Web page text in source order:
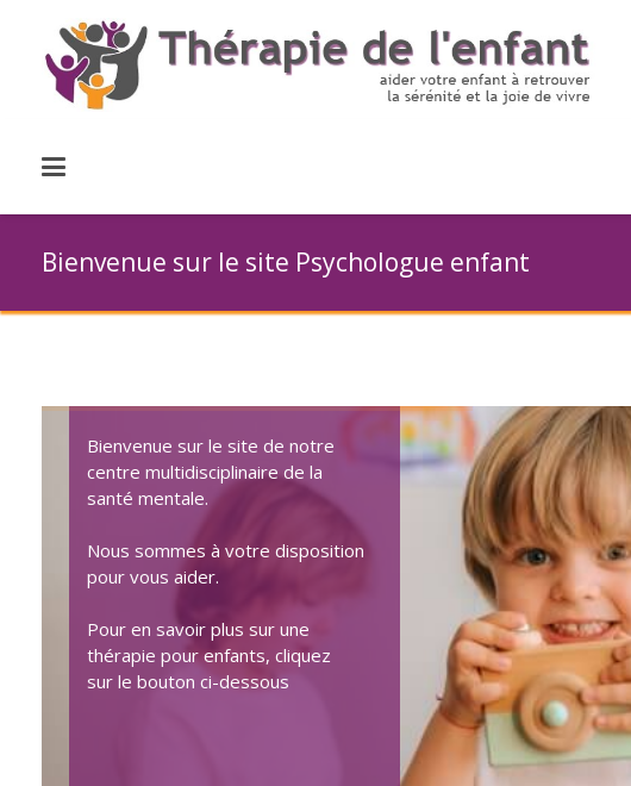
Bienvenue sur le site Psychologue enfant
Bienvenue sur le site de notre
centre multidisciplinaire de la
santé mentale.
Nous sommes à votre disposition
pour vous aider.
Pour en savoir plus sur une
thérapie pour enfants, cliquez
sur le bouton ci-dessous